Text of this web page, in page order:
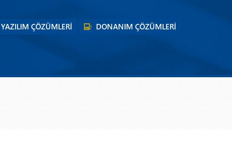
YAZILIM ÇÖZÜMLERİ DONANIM ÇÖZÜMLERİ